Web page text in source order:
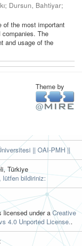
; Dursun, Bahtiyar;
of the most important
companies. The
and usage of the
Theme by
|| OAI-PMH ||
Türkiye
lütfen bildiriniz:
under aCreative
4.0 Unported License..